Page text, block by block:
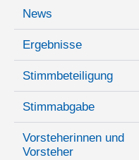
News
Ergebnisse
Stimmbeteiligung
Stimmabgabe
Vorsteherinnen und
Vorsteher